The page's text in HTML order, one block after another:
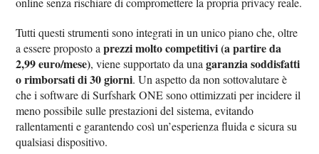
Tutti questi strumenti sono integrati in un unico piano che, oltre
a essere proposto aprezzi molto competitivi (a partire da
2,99 euro/mese), viene supportato da unagaranzia soddisfatti
o rimborsati di 30 giorni. Un aspetto da non sottovalutare è
che i software di Surfshark ONE sono ottimizzati per incidere il
meno possibile sulle prestazioni del sistema, evitando
rallentamenti e garantendo così un’esperienza fluida e sicura su
qualsiasi dispositivo.